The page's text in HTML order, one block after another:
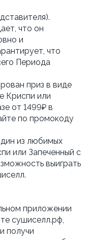
что он
и
что
Периода
приз в виде
Криспи или
от 1499₽ в
по промокоду
из любимых
или Запеченный с
выиграть
приложении
сушиселл.рф,
получи